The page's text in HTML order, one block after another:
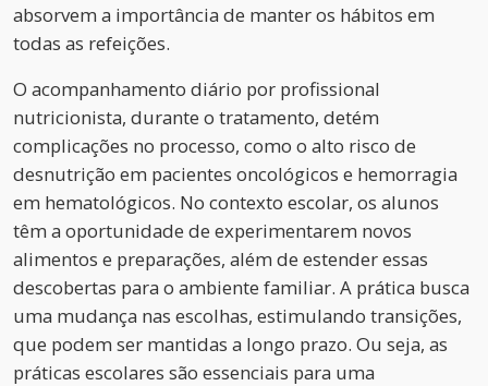
absorvem a importância de manter os hábitos em
todas as refeições.
O acompanhamento diário por profissional
nutricionista, durante o tratamento, detém
complicações no processo, como o alto risco de
desnutrição em pacientes oncológicos e hemorragia
em hematológicos. No contexto escolar, os alunos
têm a oportunidade de experimentarem novos
alimentos e preparações, além de estender essas
descobertas para o ambiente familiar. A prática busca
uma mudança nas escolhas, estimulando transições,
que podem ser mantidas a longo prazo. Ou seja, as
práticas escolares são essenciais para uma